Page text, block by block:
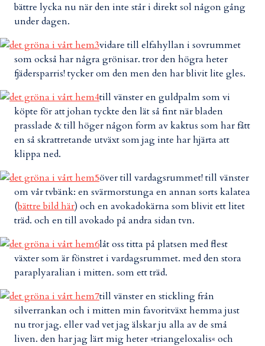
bättre lycka nu när den inte står i direkt sol någon gång
under dagen.
vidare till elfahyllan i sovrummet
som också har några grönisar. tror den högra heter
fjädersparris! tycker om den men den har blivit lite gles.
till vänster en guldpalm som vi
köpte för att johan tyckte den lät så fint när bladen
prasslade & till höger någon form av kaktus som har fått
en så skrattretande utväxt som jag inte har hjärta att
klippa ned.
över till vardagsrummet! till vänster
om vår tvbänk: en svärmorstunga en annan sorts kalatea
(bättre bild här) och en avokadokärna som blivit ett litet
träd. och en till avokado på andra sidan tvn.
låt oss titta på platsen med flest
växter som är fönstret i vardagsrummet. med den stora
paraplyaralian i mitten. som ett träd.
till vänster en stickling från
silverrankan och i mitten min favoritväxt hemma just
nu tror jag. eller vad vet jag älskar ju alla av de små
liven. den har jag lärt mig heter »triangeloxalis« och